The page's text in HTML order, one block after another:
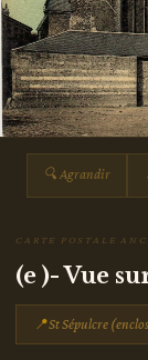
🔍 Agrandir
CARTE POSTALE
(e )- Vue
📍St Sépulcre